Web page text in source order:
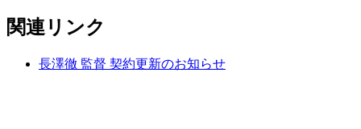
関連リンク
長澤徹 監督 契約更新のお知らせ